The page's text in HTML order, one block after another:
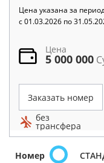
Цена указана за
c 01.03.2026 по
Цена
5 000 000
Заказать номер
без
трансфера
Номер